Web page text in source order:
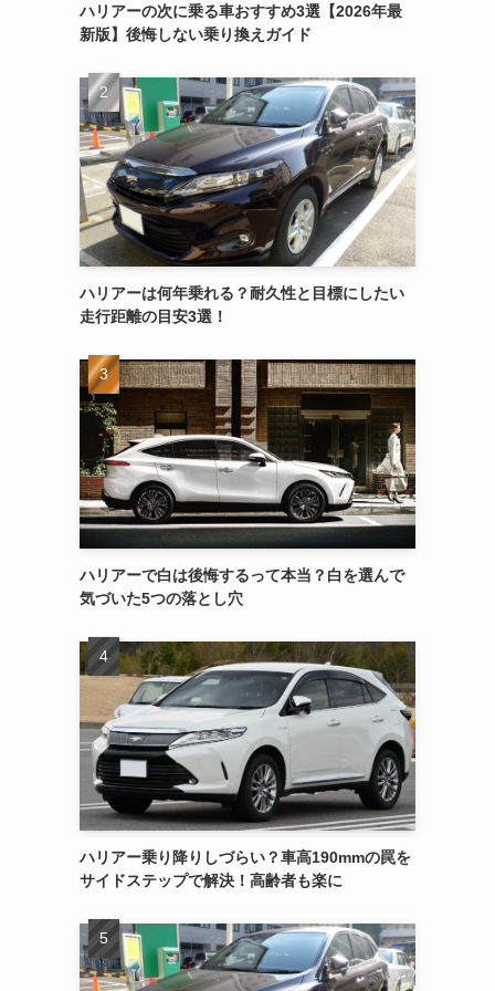
ハリアーの次に乗る車おすすめ3選【2026年最
新版】後悔しない乗り換えガイド
ハリアーは何年乗れる？耐久性と目標にしたい
走行距離の目安3選！
ハリアーで白は後悔するって本当？白を選んで
気づいた5つの落とし穴
ハリアー乗り降りしづらい？車高190mmの罠を
サイドステップで解決！高齢者も楽に